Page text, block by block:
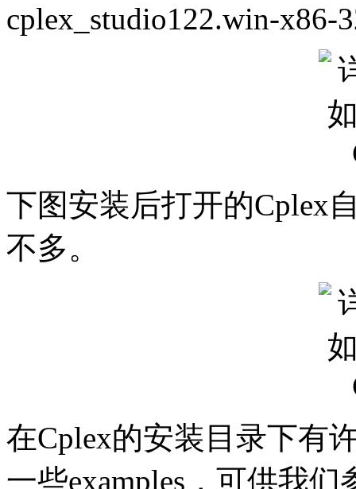
cplex_studio122.win-x86-
下图安装后打开的Cplex
不多。
在Cplex的安装目录下有
一些examples，可供我们